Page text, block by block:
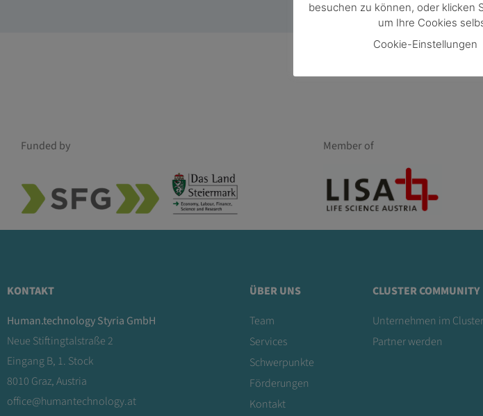
Funded by Member of
KONTAKT
Human.technology Styria GmbH
Neue Stiftingtalstraße 2
Eingang B, 1. Stock
8010 Graz, Austria
office@humantechnology.at
ÜBER UNS
Team
Services
Schwerpunkte
Förderungen
Kontakt
CLUSTER COMMUNITY
Unternehmen im Cluster
Partner werden
besuchen zu können, oder klicken
um Ihre Cookies
Cookie-Einstellungen